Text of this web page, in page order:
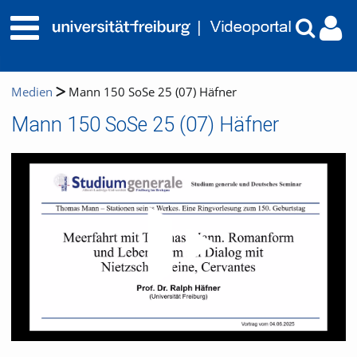
Medien Mann 150 SoSe 25 (07) Häfner
Mann 150 SoSe 25 (07) Häfner